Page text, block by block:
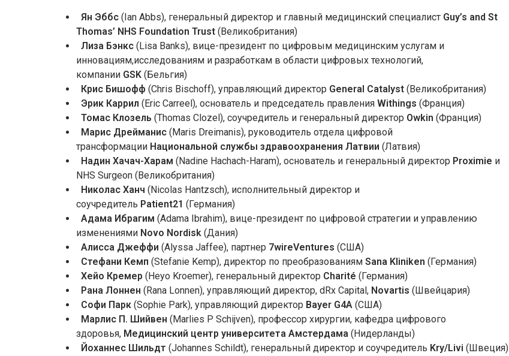
Ян Эббс (Ian Abbs), генеральный директор и главный медицинский специалист Guy’s and St
Thomas’ NHS Foundation Trust (Великобритания)
Лиза Бэнкс (Lisa Banks), вице-президент по цифровым медицинским услугам и
инновациям,исследованиям и разработкам в области цифровых технологий,
компании GSK (Бельгия)
Крис Бишофф (Chris Bischoff), управляющий директор General Catalyst (Великобритания)
Эрик Каррил (Eric Carreel), основатель и председатель правления Withings (Франция)
Томас Клозель (Thomas Clozel), соучредитель и генеральный директор Owkin (Франция)
Марис Дрейманис (Maris Dreimanis), руководитель отдела цифровой
трансформации Национальной службы здравоохранения Латвии (Латвия)
Надин Хачач-Харам (Nadine Hachach-Haram), основатель и генеральный директор Proximie и
NHS Surgeon (Великобритания)
Николас Ханч (Nicolas Hantzsch), исполнительный директор и
соучредитель Patient21 (Германия)
Адама Ибрагим (Adama Ibrahim), вице-президент по цифровой стратегии и управлению
изменениями Novo Nordisk (Дания)
Алисса Джеффи (Alyssa Jaffee), партнер 7wireVentures (США)
Стефани Кемп (Stefanie Kemp), директор по преобразованиям Sana Kliniken (Германия)
Хейо Кремер (Heyo Kroemer), генеральный директор Charité (Германия)
Рана Лоннен (Rana Lonnen), управляющий директор, dRx Capital, Novartis (Швейцария)
Софи Парк (Sophie Park), управляющий директор Bayer G4A (США)
Марлис П. Шийвен (Marlies P Schijven), профессор хирургии, кафедра цифрового
здоровья, Медицинский центр университета Амстердама (Нидерланды)
Йоханнес Шильдт (Johannes Schildt), генеральный директор и соучредитель Kry/Livi (Швеция)